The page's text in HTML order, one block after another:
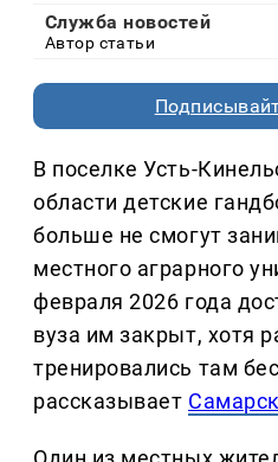
Служба новостей
Автор статьи
В поселке Усть-
области детские
больше не смогут
местного аграрного
февраля 2026 года
вуза им закрыт, хотя
тренировались там
рассказывает